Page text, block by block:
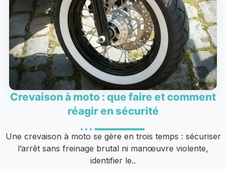
Crevaison à moto : que faire et comment
réagir en sécurité
Une crevaison à moto se gère en trois temps : sécuriser
l’arrêt sans freinage brutal ni manœuvre violente,
identifier le..